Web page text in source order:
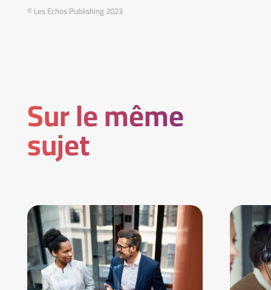
© Les Echos Publishing 2023
Sur le même
sujet